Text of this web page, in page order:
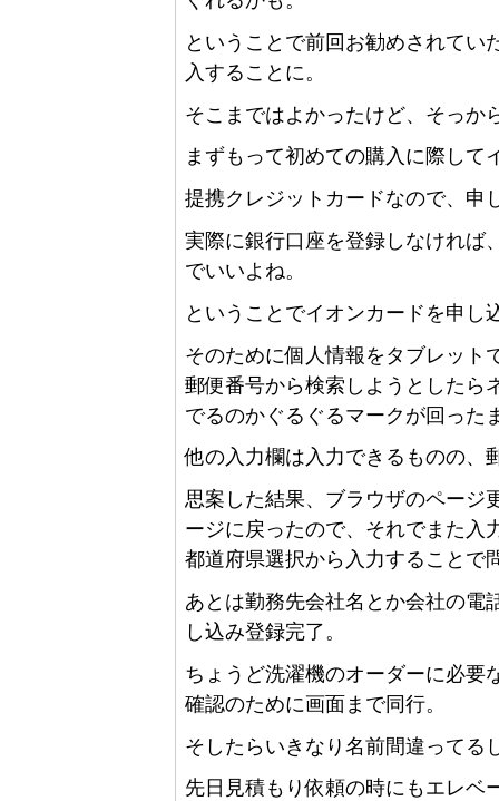
ということで前回お勧めされてい
入することに。
そこまではよかったけど、そっ
まずもって初めての購入に際して
提携クレジットカードなので、申
実際に銀行口座を登録しなければ
でいいよね。
ということでイオンカードを申し
そのために個人情報をタブレット
郵便番号から検索しようとしたら
でるのかぐるぐるマークが回った
他の入力欄は入力できるものの、
思案した結果、ブラウザのページ
ージに戻ったので、それでまた入
都道府県選択から入力することで
あとは勤務先会社名とか会社の電
し込み登録完了。
ちょうど洗濯機のオーダーに必要
確認のために画面まで同行。
そしたらいきなり名前間違って
先日見積もり依頼の時にもエレベ